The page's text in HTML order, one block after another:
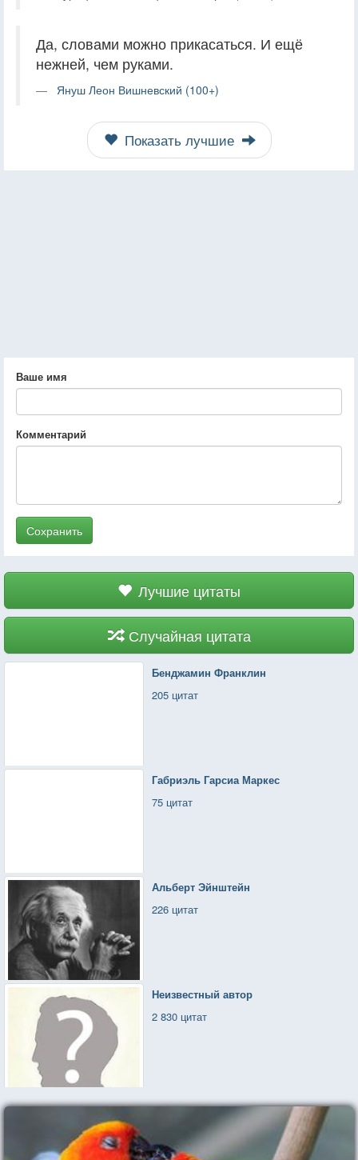
Да, словами можно прикасаться. И ещё
нежней, чем руками.
Януш Леон Вишневский (100+)
Показать лучшие
Ваше имя
Комментарий
Сохранить
Лучшие цитаты
Случайная цитата
Бенджамин Франклин
205 цитат
Габриэль Гарсиа Маркес
75 цитат
Альберт Эйнштейн
226 цитат
Неизвестный автор
2 830 цитат